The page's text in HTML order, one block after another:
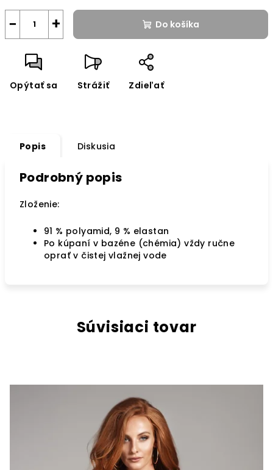
+
− Do košíka
Opýtať sa Strážiť Zdieľať
Popis Diskusia
Podrobný popis
Zloženie:
91 % polyamid, 9 % elastan
Po kúpaní v bazéne (chémia) vždy ručne
oprať v čistej vlažnej vode
Súvisiaci tovar